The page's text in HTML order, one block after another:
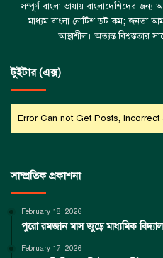
সম্পূর্ণ বাংলা ভাষায় বাংলাদেশিদের জন্য
মাধ্যম বাংলা নোটিশ ডট কম; জনতা
আস্থাশীল। অত্যন্ত বিশ্বস্ততার
টুইটার (এক্স)
Error Can not Get Posts, Incorrect
সাম্প্রতিক প্রকাশনা
February 18, 2026
পুরো রমজান মাস জুড়ে মাধ্যমিক
February 17, 2026